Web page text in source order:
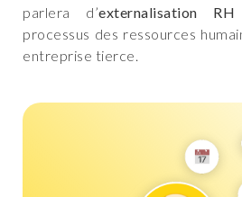
parlera d’externalisation RH
processus des ressources
entreprise tierce.